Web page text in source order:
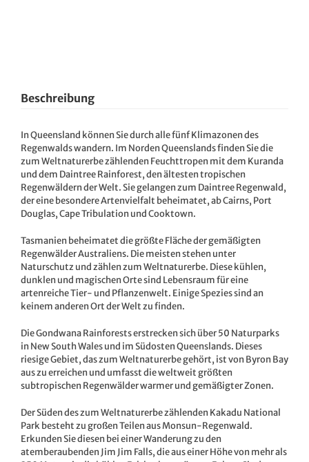
Beschreibung
In Queensland können Sie durch alle fünf Klimazonen des
Regenwalds wandern. Im Norden Queenslands finden Sie die
zum Weltnaturerbe zählenden Feuchttropen mit dem Kuranda
und dem Daintree Rainforest, den ältesten tropischen
Regenwäldern der Welt. Sie gelangen zum Daintree Regenwald,
der eine besondere Artenvielfalt beheimatet, ab Cairns, Port
Douglas, Cape Tribulation und Cooktown.
Tasmanien beheimatet die größte Fläche der gemäßigten
Regenwälder Australiens. Die meisten stehen unter
Naturschutz und zählen zum Weltnaturerbe. Diese kühlen,
dunklen und magischen Orte sind Lebensraum für eine
artenreiche Tier- und Pflanzenwelt. Einige Spezies sind an
keinem anderen Ort der Welt zu finden.
Die Gondwana Rainforests erstrecken sich über 50 Naturparks
in New South Wales und im Südosten Queenslands. Dieses
riesige Gebiet, das zum Weltnaturerbe gehört, ist von Byron Bay
aus zu erreichen und umfasst die weltweit größten
subtropischen Regenwälder warmer und gemäßigter Zonen.
Der Süden des zum Weltnaturerbe zählenden Kakadu National
Park besteht zu großen Teilen aus Monsun-Regenwald.
Erkunden Sie diesen bei einer Wanderung zu den
atemberaubenden Jim Jim Falls, die aus einer Höhe von mehr als